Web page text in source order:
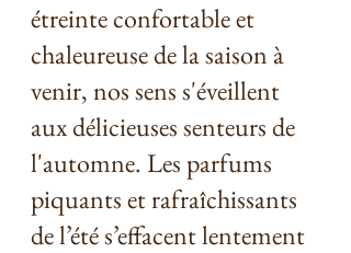
étreinte confortable et
chaleureuse de la saison à
venir, nos sens s'éveillent
aux délicieuses senteurs de
l'automne. Les parfums
piquants et rafraîchissants
de l’été s’effacent lentement